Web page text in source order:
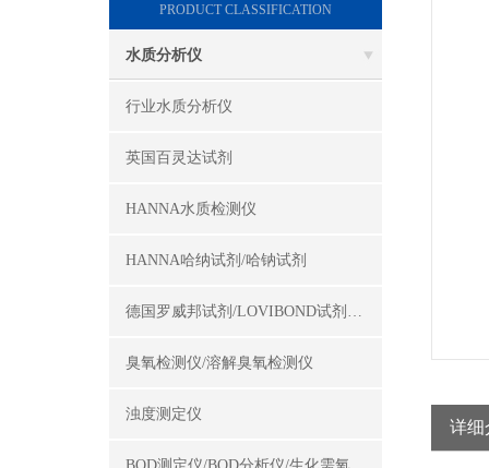
PRODUCT CLASSIFICATION
水质分析仪
行业水质分析仪
英国百灵达试剂
HANNA水质检测仪
HANNA哈纳试剂/哈钠试剂
德国罗威邦试剂/LOVIBOND试剂/罗威邦试剂
臭氧检测仪/溶解臭氧检测仪
浊度测定仪
详细